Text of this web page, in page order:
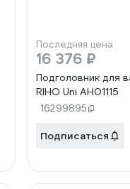
Последняя цена
16 376 ₽
Подголовник для
RIHO Uni AH01115
16299895
Подписаться